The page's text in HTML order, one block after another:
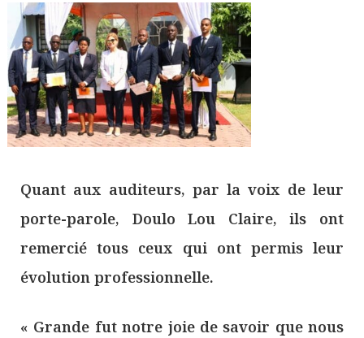
Quant aux auditeurs, par la voix de leur
porte-parole, Doulo Lou Claire, ils ont
remercié tous ceux qui ont permis leur
évolution professionnelle.
« Grande fut notre joie de savoir que nous